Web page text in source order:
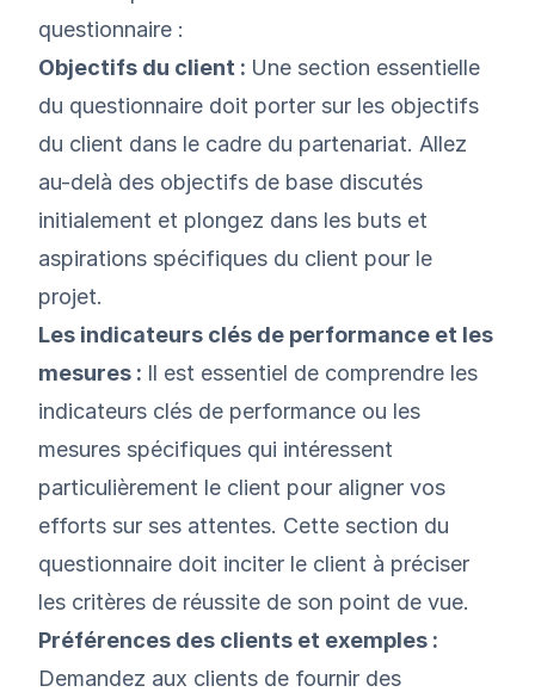
questionnaire :
Objectifs du client : Une section essentielle
du questionnaire doit porter sur les objectifs
du client dans le cadre du partenariat. Allez
au-delà des objectifs de base discutés
initialement et plongez dans les buts et
aspirations spécifiques du client pour le
projet.
Les indicateurs clés de performance et les
mesures : Il est essentiel de comprendre les
indicateurs clés de performance ou les
mesures spécifiques qui intéressent
particulièrement le client pour aligner vos
efforts sur ses attentes. Cette section du
questionnaire doit inciter le client à préciser
les critères de réussite de son point de vue.
Préférences des clients et exemples :
Demandez aux clients de fournir des